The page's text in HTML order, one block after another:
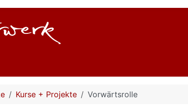
Kurse + Projekte Vorwärtsrolle